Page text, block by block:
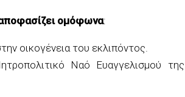
ομόφωνα:
οικογένεια του εκλιπόντος.
Ναό Ευαγγελισμού της